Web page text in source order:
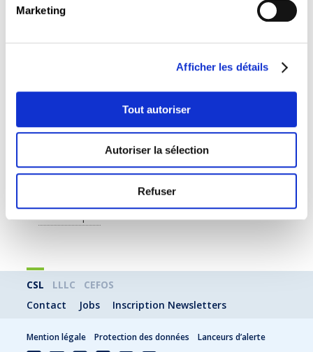
Marketing
Afficher les détails
Tout autoriser
Autoriser la sélection
Refuser
Le programme :
Discours de Monsieur Tom Müller, Directeur à la
l’Éducation nationale, de l’Enfance et de la
du Conseil d’Administration de l’Asbl Ingénieurs et
Scientifiques du Luxembourg
Remise des certifications ICDL
En savoir plus
CSL LLLC
CEFOS
Contact
Jobs Inscription Newsletters
Mention légale Protection des données Lanceurs d’alerte